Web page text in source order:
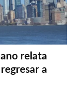
relata
a